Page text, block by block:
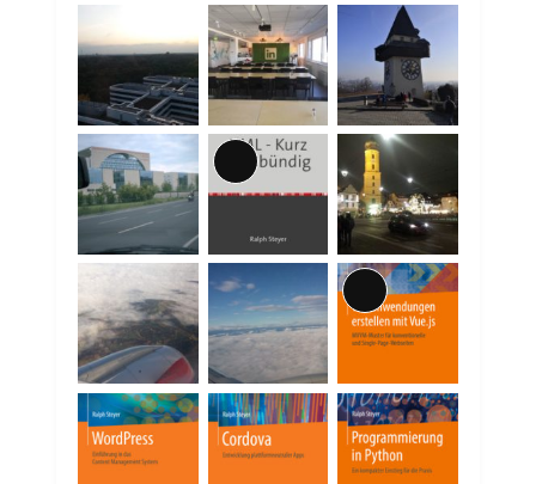
Lange
Beschreibung
Lange
Beschreibung